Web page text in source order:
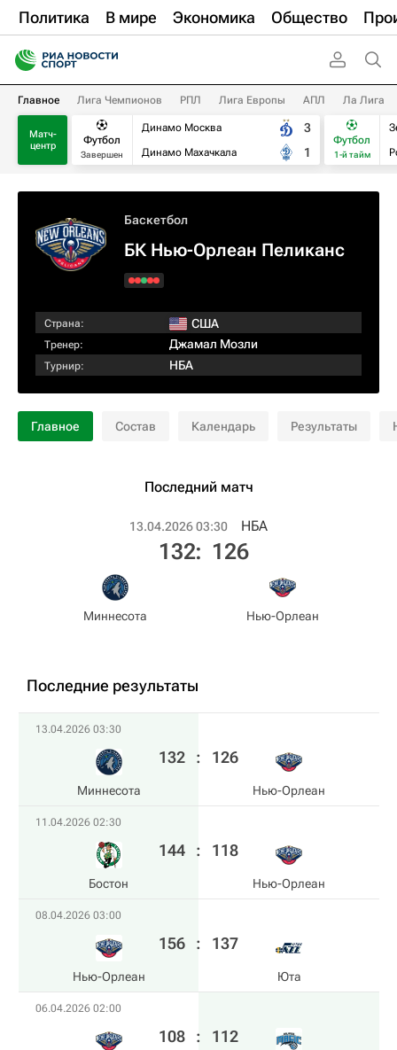
Политика В мире Экономика Общество
Главное Лига Чемпионов РПЛ Лига Европы АПЛ Ла Лига
Матч-
центр
Футбол
Завершен
Динамо Москва
Динамо Махачкала
3
1
Футбол
1-й тайм
Баскетбол
БК Нью-Орлеан Пеликанс
Страна: США
Тренер: Джамал Мозли
Турнир: НБА
Главное Состав Календарь Результаты
Последний матч
13.04.2026 03:30 НБА
Миннесота
132: 126
Нью-Орлеан
Последние результаты
13.04.2026 03:30
Миннесота
132 : 126
Нью-Орлеан
11.04.2026 02:30
Бостон
144 : 118
Нью-Орлеан
08.04.2026 03:00
Нью-Орлеан
156 : 137
Юта
06.04.2026 02:00
108 : 112